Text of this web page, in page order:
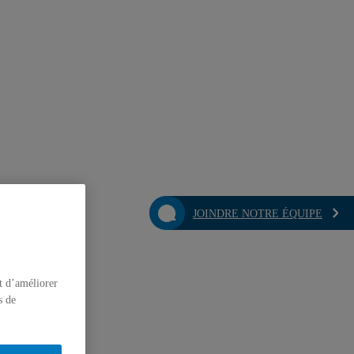
JOINDRE NOTRE ÉQUIPE
d’améliorer
de